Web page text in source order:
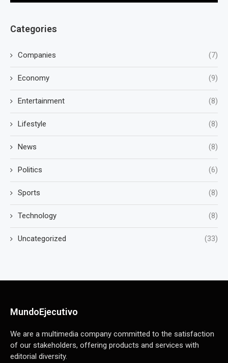
Categories
Companies (7)
Economy (9)
Entertainment (8)
Lifestyle (8)
News (8)
Politics (6)
Sports (8)
Technology (8)
Uncategorized (33)
MundoEjecutivo
We are a multimedia company committed to the satisfaction
of our stakeholders, offering products and services with
editorial diversity.